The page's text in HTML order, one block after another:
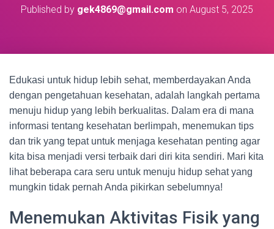
Published by gek4869@gmail.com on August 5, 2025
Edukasi untuk hidup lebih sehat, memberdayakan Anda
dengan pengetahuan kesehatan, adalah langkah pertama
menuju hidup yang lebih berkualitas. Dalam era di mana
informasi tentang kesehatan berlimpah, menemukan tips
dan trik yang tepat untuk menjaga kesehatan penting agar
kita bisa menjadi versi terbaik dari diri kita sendiri. Mari kita
lihat beberapa cara seru untuk menuju hidup sehat yang
mungkin tidak pernah Anda pikirkan sebelumnya!
Menemukan Aktivitas Fisik yang